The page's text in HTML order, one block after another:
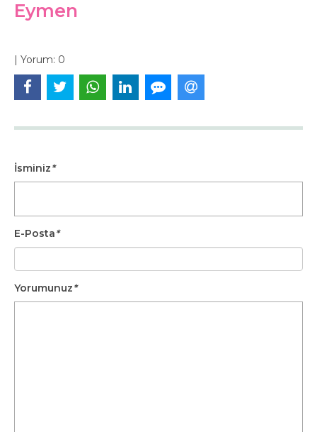
Eymen
| Yorum: 0
İsminiz*
E-Posta*
Yorumunuz*